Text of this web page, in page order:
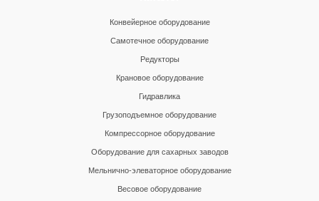
Конвейерное оборудование
Самотечное оборудование
Редукторы
Крановое оборудование
Гидравлика
Грузоподъемное оборудование
Компрессорное оборудование
Оборудование для сахарных заводов
Мельнично-элеваторное оборудование
Весовое оборудование